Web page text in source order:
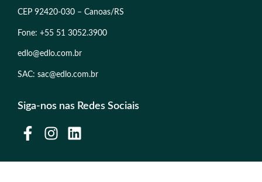
CEP 92420-030 – Canoas/RS
Fone: +55 51 3052.3900
edlo@edlo.com.br
SAC: sac@edlo.com.br
Siga-nos nas Redes Sociais